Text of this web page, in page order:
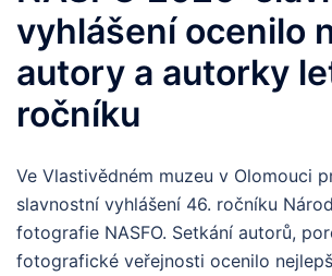
vyhlášení ocenilo
autory a autorky
ročníku
Ve Vlastivědném muzeu v Olomouci
slavnostní vyhlášení 46. ročníku
fotografie NASFO. Setkání autorů,
fotografické veřejnosti ocenilo